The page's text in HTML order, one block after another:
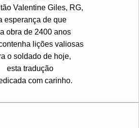
Valentine Giles, RG,
esperança de que
obra de 2400 anos
lições valiosas
o soldado de hoje,
esta tradução
com carinho.